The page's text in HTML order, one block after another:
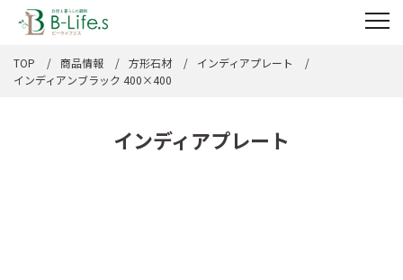
TOP 商品情報 方形石材
インディアプレート
インディアンブラック 400×400
インディアプレート